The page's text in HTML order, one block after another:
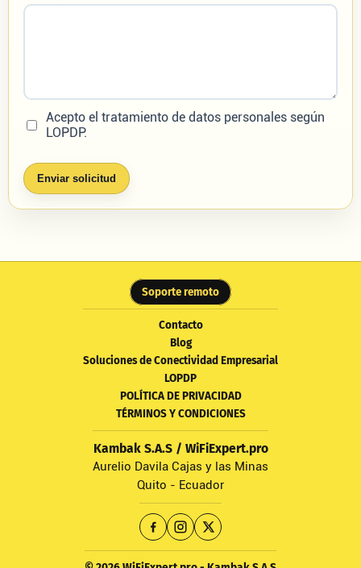
Acepto el tratamiento de datos personales según
LOPDP.
Enviar solicitud
Soporte remoto
Contacto
Blog
Soluciones de Conectividad Empresarial
LOPDP
POLÍTICA DE PRIVACIDAD
TÉRMINOS Y CONDICIONES
Kambak S.A.S / WiFiExpert.pro
Aurelio Davila Cajas y las Minas
Quito - Ecuador